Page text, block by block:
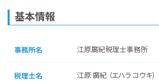
基本情報
事務所名 江原廣紀税理士事務所
税理士名 江原 廣紀 （エハラ コウキ）